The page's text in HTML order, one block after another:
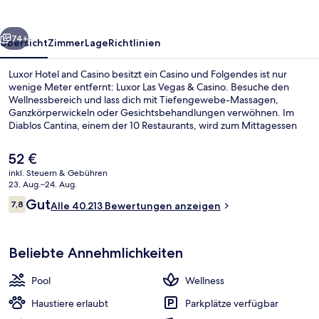
Weiter
74+
ÜbersichtZimmerLageRichtlinien
Luxor Hotel and Casino besitzt ein Casino und Folgendes ist nur
wenige Meter entfernt: Luxor Las Vegas & Casino. Besuche den
Wellnessbereich und lass dich mit Tiefengewebe-Massagen,
Ganzkörperwickeln oder Gesichtsbehandlungen verwöhnen. Im
Diablos Cantina, einem der 10 Restaurants, wird zum Mittagessen
sind 4 Bars/Lounges, eine Poolbar und ein Fitnessbereich (rund um
die Uhr geöffnet). Andere Reisende lieben die bequemen Betten
und das hilfsbereite Personal.
Der
aktuelle
Preis
beträgt
52 €.
52 €
inkl. Steuern & Gebühren
23. Aug.–24. Aug.
Bewertungen
7,87,8 von 10.
GutAlle 40.213 Bewertungen anzeigen
Beliebte Annehmlichkeiten
Pool
Wellness
Haustiere erlaubt
Parkplätze verfügbar